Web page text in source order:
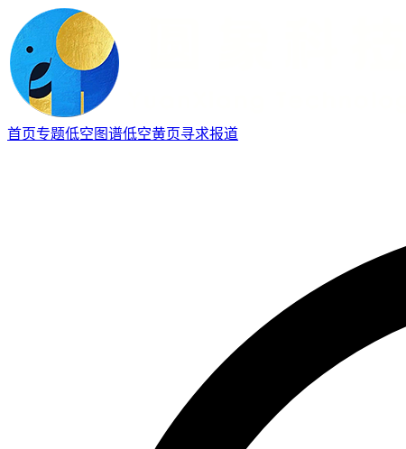
首页专题低空图谱低空黄页寻求报道